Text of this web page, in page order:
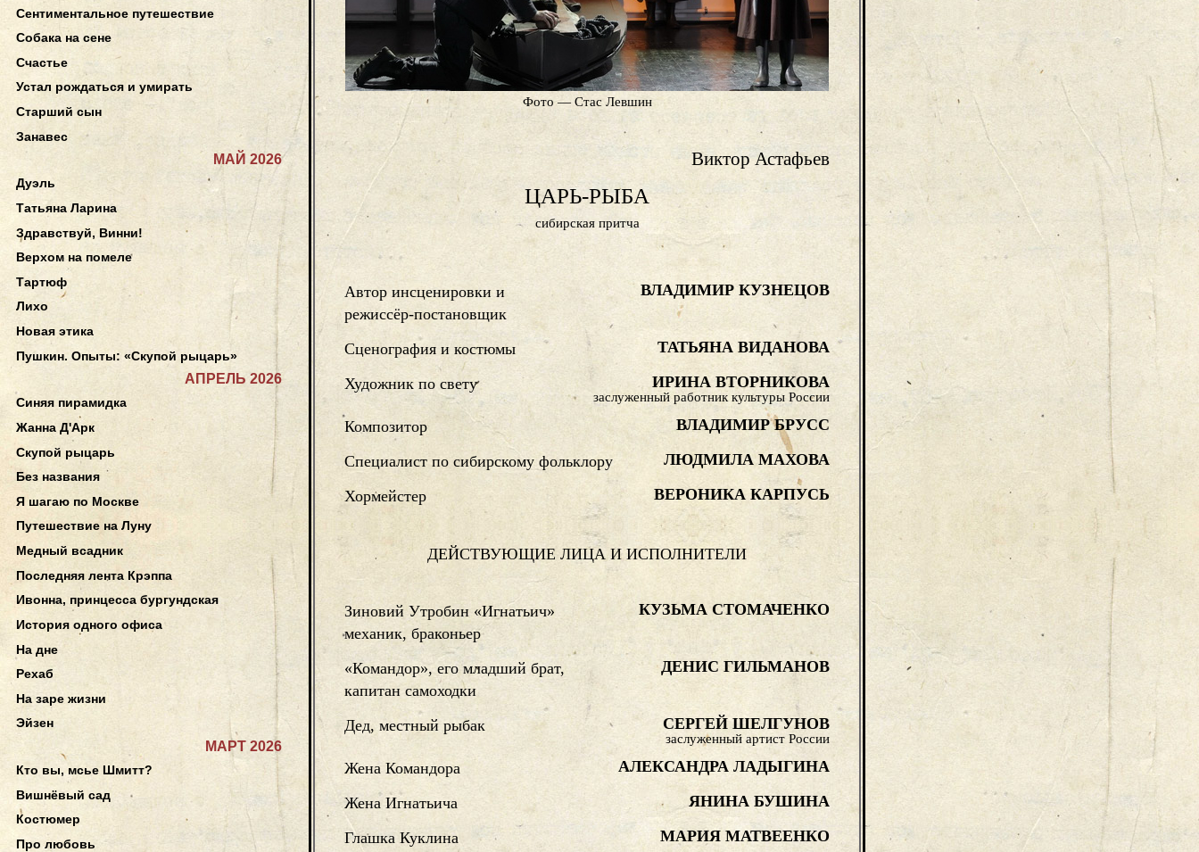
Фото — Стас Левшин
Виктор Астафьев
ЦАРЬ-РЫБА
сибирская притча
Автор инсценировки и
режиссёр-постановщик
ВЛАДИМИР КУЗНЕЦОВ
Сценография и костюмы ТАТЬЯНА ВИДАНОВА
Художник по свету ИРИНА ВТОРНИКОВА
заслуженный работник культуры России
Композитор ВЛАДИМИР БРУСС
Специалист по сибирскому фольклору ЛЮДМИЛА МАХОВА
Хормейстер ВЕРОНИКА КАРПУСЬ
ДЕЙСТВУЮЩИЕ ЛИЦА И ИСПОЛНИТЕЛИ
Зиновий Утробин «Игнатьич»
механик, браконьер
КУЗЬМА СТОМАЧЕНКО
«Командор», его младший брат,
капитан самоходки
ДЕНИС ГИЛЬМАНОВ
Дед, местный рыбак СЕРГЕЙ ШЕЛГУНОВ
заслуженный артист России
Жена Командора АЛЕКСАНДРА ЛАДЫГИНА
Жена Игнатьича ЯНИНА БУШИНА
Глашка Куклина МАРИЯ МАТВЕЕНКО
Сентиментальное путешествие
Собака на сене
Счастье
Устал рождаться и умирать
Старший сын
Занавес
МАЙ 2026
Дуэль
Татьяна Ларина
Здравствуй, Винни!
Верхом на помеле
Тартюф
Лихо
Новая этика
Пушкин. Опыты: «Скупой рыцарь»
АПРЕЛЬ 2026
Синяя пирамидка
Жанна Д'Арк
Скупой рыцарь
Без названия
Я шагаю по Москве
Путешествие на Луну
Медный всадник
Последняя лента Крэппа
Ивонна, принцесса бургундская
История одного офиса
На дне
Рехаб
На заре жизни
Эйзен
МАРТ 2026
Кто вы, мсье Шмитт?
Вишнёвый сад
Костюмер
Про любовь